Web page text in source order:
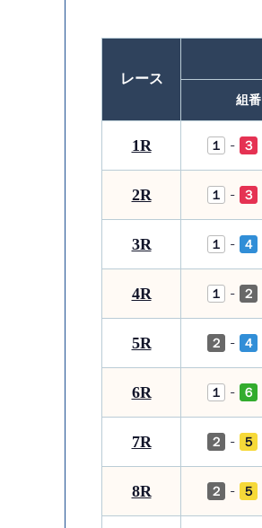
レース
組番
1R １ - ３
2R １ - ３
3R １ - ４
4R １ - ２
5R ２ - ４
6R １ - ６
7R ２ - ５
8R ２ - ５